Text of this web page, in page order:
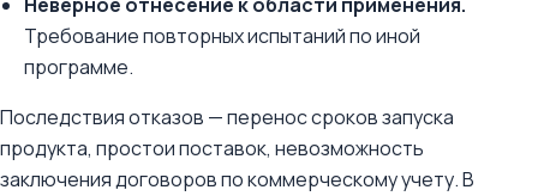
Требование повторных испытаний по иной
программе.
Последствия отказов — перенос сроков запуска
продукта, простои поставок, невозможность
заключения договоров по коммерческому учету. В